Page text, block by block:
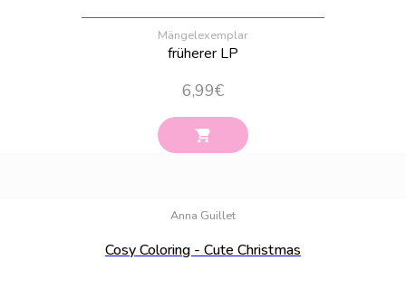
Mängelexemplar
früherer LP
6,99€
Anna Guillet
Cosy Coloring - Cute Christmas